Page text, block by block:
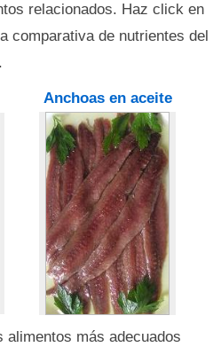
relacionados. Haz click en
comparativa de nutrientes del
Anchoas en aceite
más adecuados